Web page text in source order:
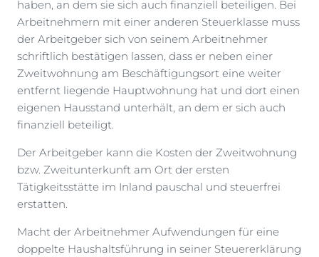
haben, an dem sie sich auch finanziell beteiligen. Bei
Arbeitnehmern mit einer anderen Steuerklasse muss
der Arbeitgeber sich von seinem Arbeitnehmer
schriftlich bestätigen lassen, dass er neben einer
Zweitwohnung am Beschäftigungsort eine weiter
entfernt liegende Hauptwohnung hat und dort einen
eigenen Hausstand unterhält, an dem er sich auch
finanziell beteiligt.
Der Arbeitgeber kann die Kosten der Zweitwohnung
bzw. Zweitunterkunft am Ort der ersten
Tätigkeitsstätte im Inland pauschal und steuerfrei
erstatten.
Macht der Arbeitnehmer Aufwendungen für eine
doppelte Haushaltsführung in seiner Steuererklärung